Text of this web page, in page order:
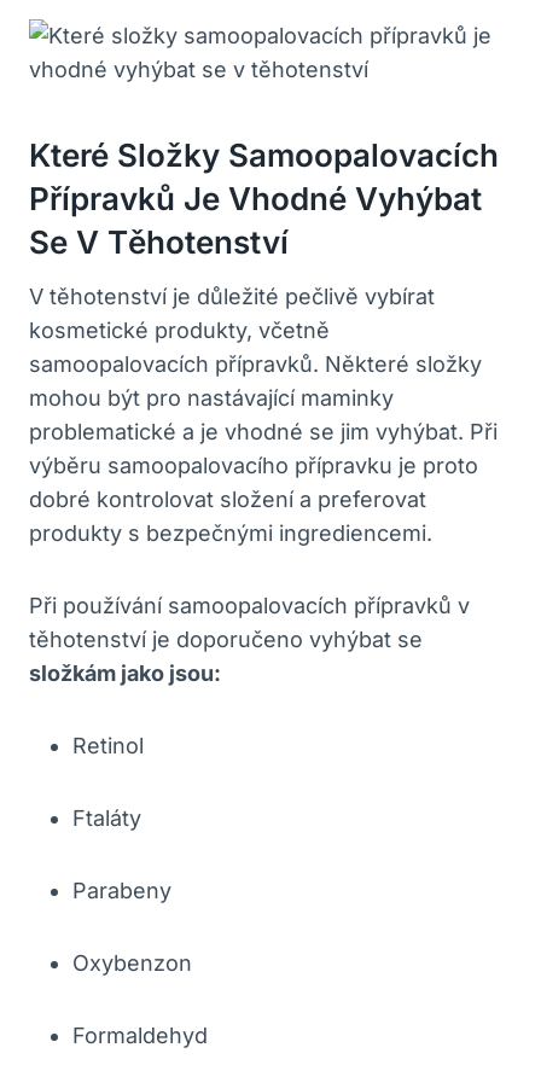
Které Složky Samoopalovacích
Přípravků Je Vhodné Vyhýbat
Se V Těhotenství
V těhotenství je důležité pečlivě vybírat
kosmetické produkty, včetně
samoopalovacích přípravků. Některé složky
mohou být pro nastávající maminky
problematické a je vhodné se jim vyhýbat. Při
výběru samoopalovacího přípravku je proto
dobré kontrolovat složení a preferovat
produkty s bezpečnými ingrediencemi.
Při používání samoopalovacích přípravků v
těhotenství je doporučeno vyhýbat se
složkám jako jsou:
Retinol
Ftaláty
Parabeny
Oxybenzon
Formaldehyd